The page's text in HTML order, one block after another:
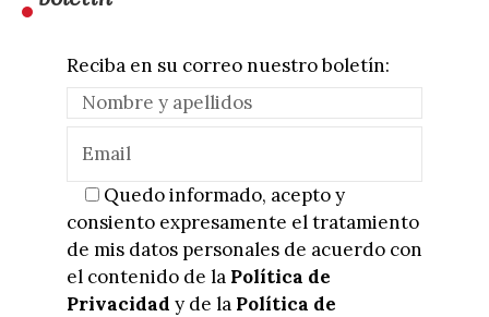
Reciba en su correo nuestro boletín:
Quedo informado, acepto y
consiento expresamente el tratamiento
de mis datos personales de acuerdo con
el contenido de la Política de
Privacidad y de la Política de